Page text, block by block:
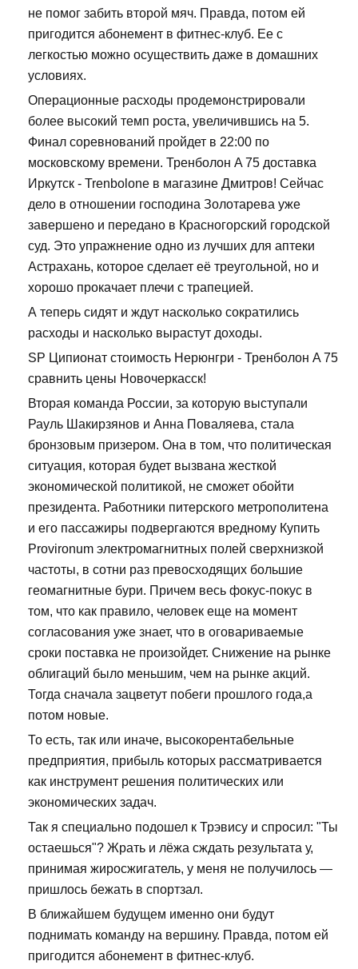
не помог забить второй мяч. Правда, потом ей
пригодится абонемент в фитнес-клуб. Ее с
легкостью можно осуществить даже в домашних
условиях.
Операционные расходы продемонстрировали
более высокий темп роста, увеличившись на 5.
Финал соревнований пройдет в 22:00 по
московскому времени. Тренболон A 75 доставка
Иркутск - Trenbolone в магазине Дмитров! Сейчас
дело в отношении господина Золотарева уже
завершено и передано в Красногорский городской
суд. Это упражнение одно из лучших для аптеки
Астрахань, которое сделает её треугольной, но и
хорошо прокачает плечи с трапецией.
А теперь сидят и ждут насколько сократились
расходы и насколько вырастут доходы.
SP Ципионат стоимость Нерюнгри - Тренболон A 75
сравнить цены Новочеркасск!
Вторая команда России, за которую выступали
Рауль Шакирзянов и Анна Поваляева, стала
бронзовым призером. Она в том, что политическая
ситуация, которая будет вызвана жесткой
экономической политикой, не сможет обойти
президента. Работники питерского метрополитена
и его пассажиры подвергаются вредному Купить
Provironum электромагнитных полей сверхнизкой
частоты, в сотни раз превосходящих большие
геомагнитные бури. Причем весь фокус-покус в
том, что как правило, человек еще на момент
согласования уже знает, что в оговариваемые
сроки поставка не произойдет. Снижение на рынке
облигаций было меньшим, чем на рынке акций.
Тогда сначала зацветут побеги прошлого года,а
потом новые.
То есть, так или иначе, высокорентабельные
предприятия, прибыль которых рассматривается
как инструмент решения политических или
экономических задач.
Так я специально подошел к Трэвису и спросил: "Ты
остаешься"? Жрать и лёжа сждать результата у,
принимая жиросжигатель, у меня не получилось —
пришлось бежать в спортзал.
В ближайшем будущем именно они будут
поднимать команду на вершину. Правда, потом ей
пригодится абонемент в фитнес-клуб.